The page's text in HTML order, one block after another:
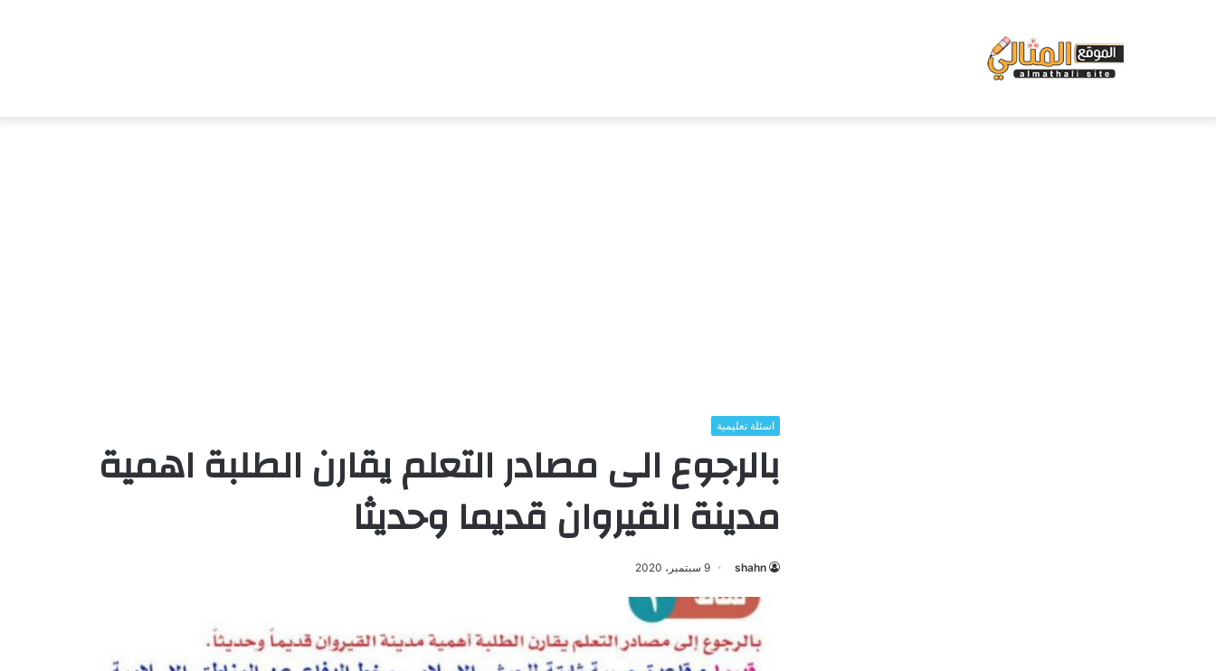
اسئلة تعليمية
بالرجوع الى مصادر التعلم يقارن الطلبة اهمية
مدينة القيروان قديما وحديثا
shahn 9 سبتمبر، 2020